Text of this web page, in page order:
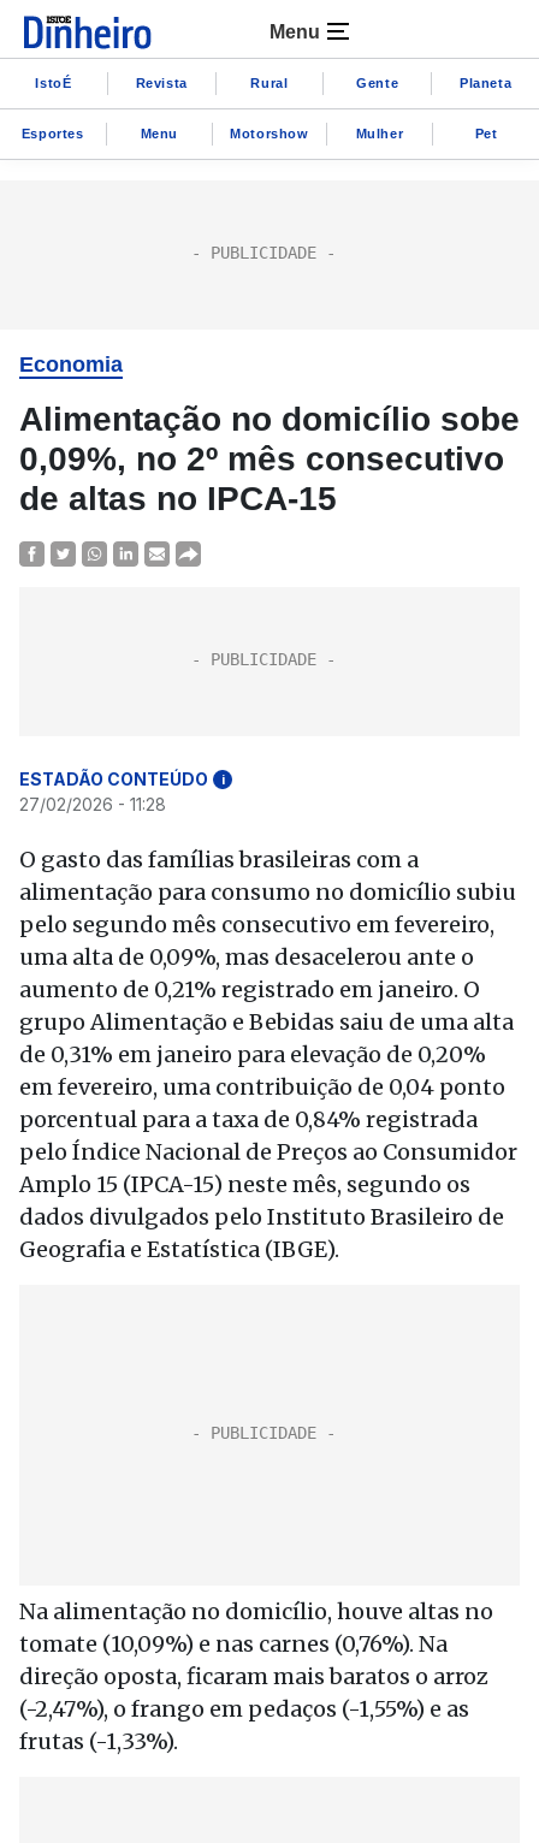
Menu
IstoÉ Revista Rural Gente Planeta
Esportes Menu Motorshow Mulher Pet
Economia
Alimentação no domicílio sobe
0,09%, no 2º mês consecutivo
de altas no IPCA-15
ESTADÃO CONTEÚDO i
27/02/2026 - 11:28
O gasto das famílias brasileiras com a
alimentação para consumo no domicílio subiu
pelo segundo mês consecutivo em fevereiro,
uma alta de 0,09%, mas desacelerou ante o
aumento de 0,21% registrado em janeiro. O
grupo Alimentação e Bebidas saiu de uma alta
de 0,31% em janeiro para elevação de 0,20%
em fevereiro, uma contribuição de 0,04 ponto
porcentual para a taxa de 0,84% registrada
pelo Índice Nacional de Preços ao Consumidor
Amplo 15 (IPCA-15) neste mês, segundo os
dados divulgados pelo Instituto Brasileiro de
Geografia e Estatística (IBGE).
Na alimentação no domicílio, houve altas no
tomate (10,09%) e nas carnes (0,76%). Na
direção oposta, ficaram mais baratos o arroz
(-2,47%), o frango em pedaços (-1,55%) e as
frutas (-1,33%).